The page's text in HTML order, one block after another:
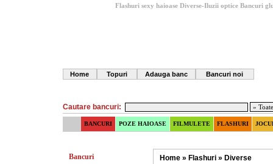
Flashuri sexy haioase Diverse-Iluzii optice Bancuri
Home Topuri Adauga banc Bancuri noi
Cautare bancuri:
BANCURI POZE HAIOASE FILMULETE FLASHURI
Bancuri Home» Flashuri» Diverse